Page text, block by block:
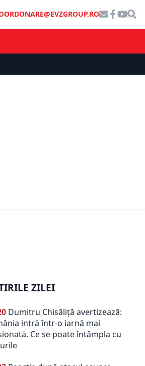
ZILEI
Dumitru Chisăliță avertizează:
intră într-o iarnă mai
Ce se poate întâmpla cu